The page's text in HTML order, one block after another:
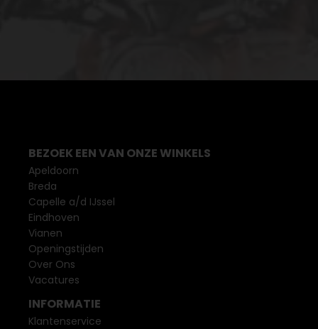
BEZOEK EEN VAN ONZE WINKELS
Apeldoorn
Breda
Capelle a/d IJssel
Eindhoven
Vianen
Openingstijden
Over Ons
Vacatures
INFORMATIE
Klantenservice